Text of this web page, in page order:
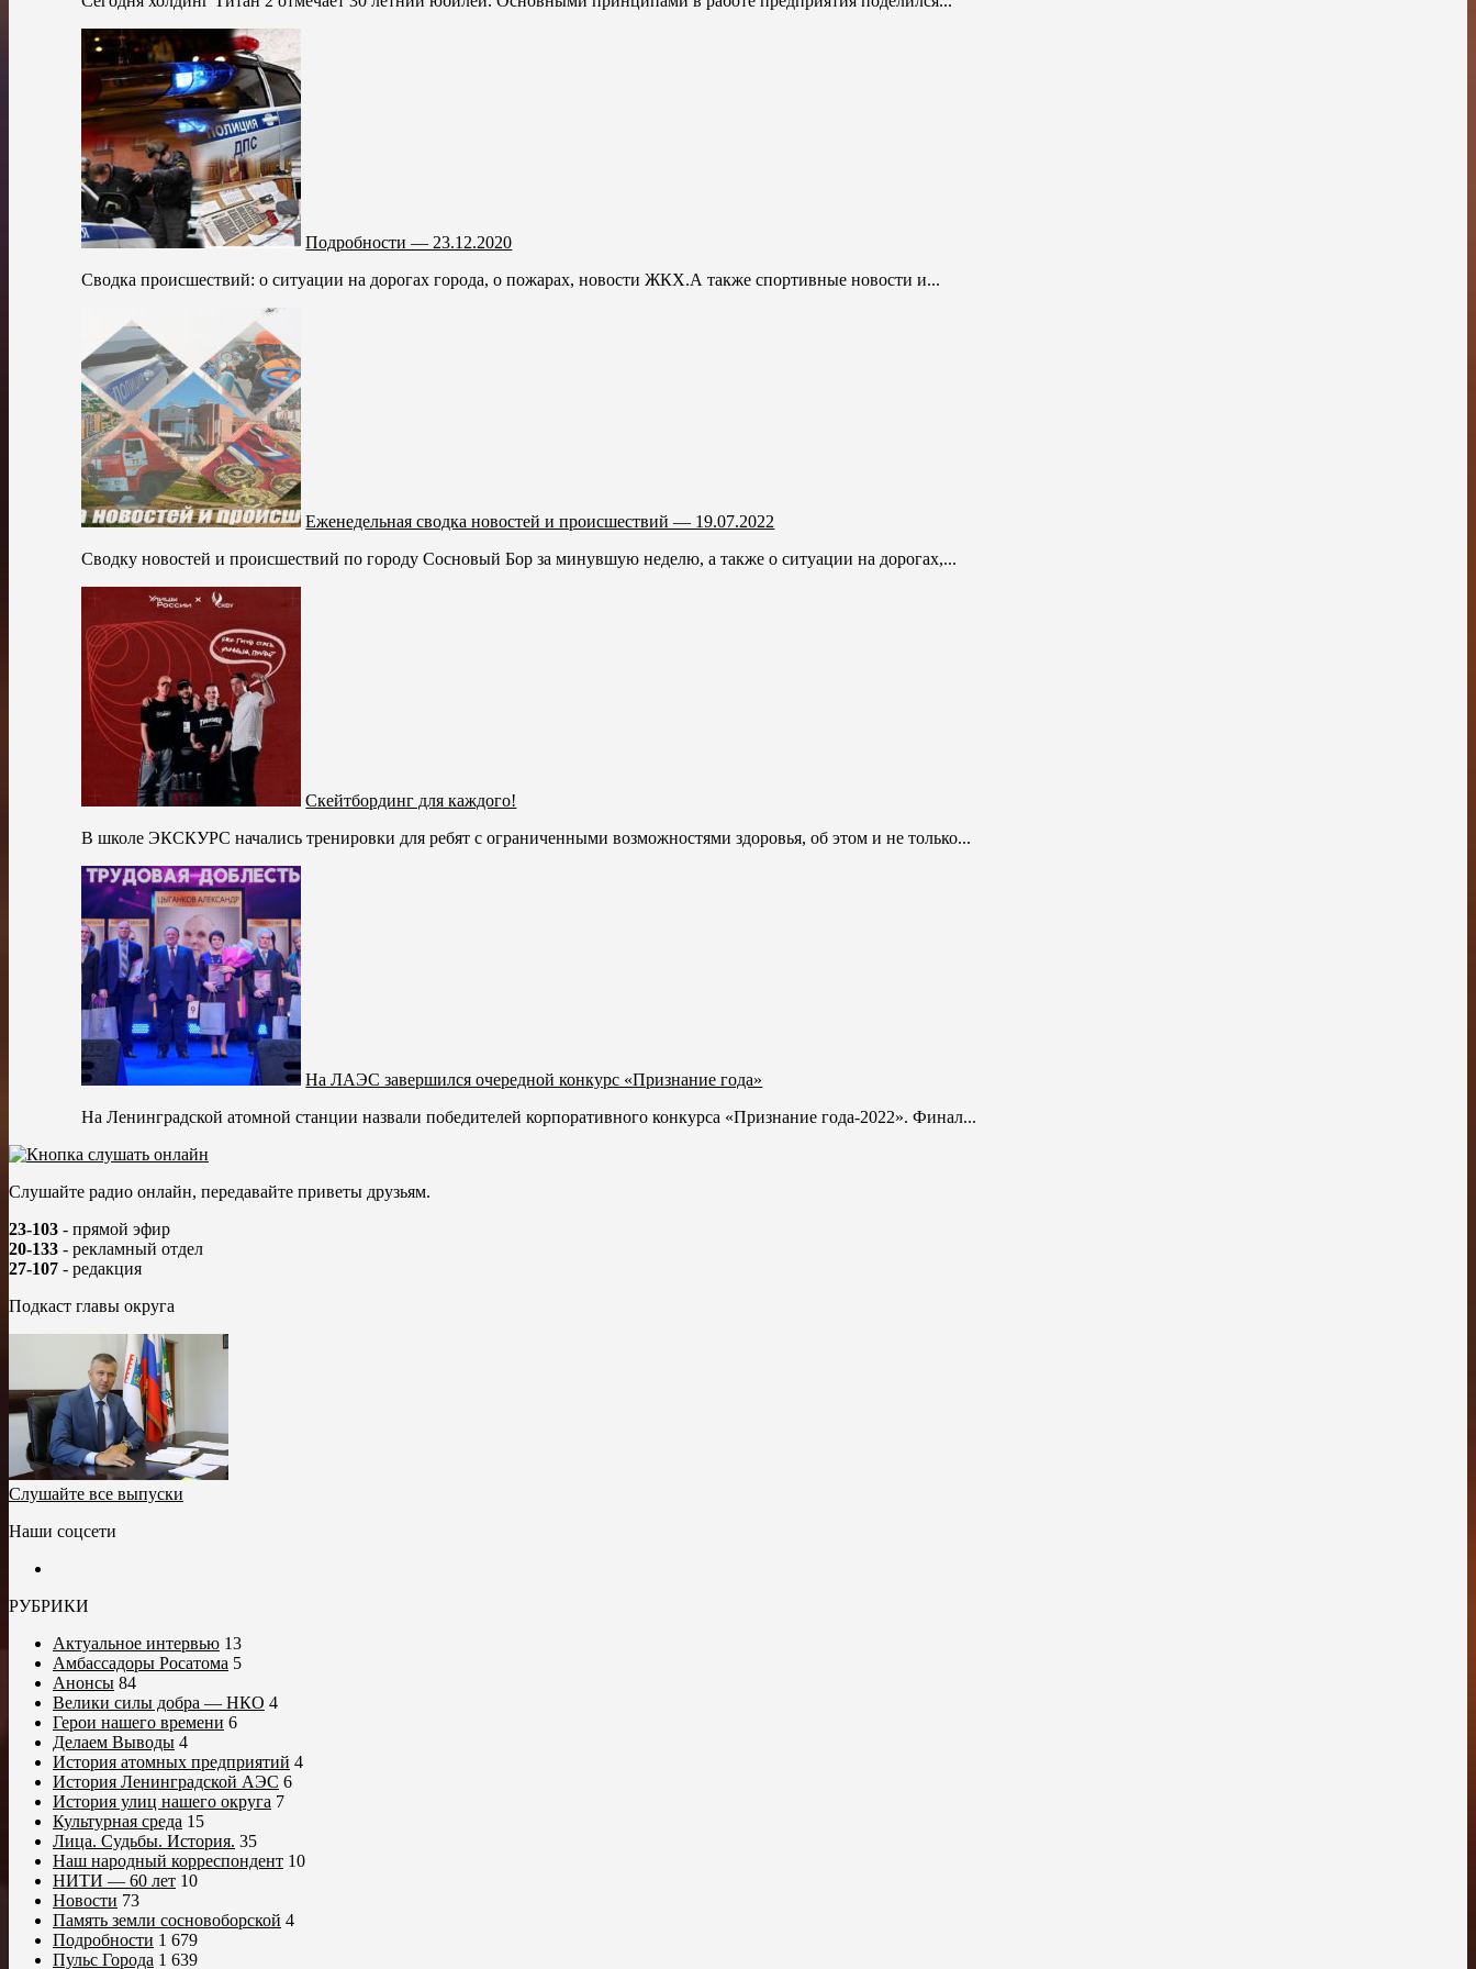
Подробности — 23.12.2020
Сводка происшествий: о ситуации на дорогах города, о пожарах, новости ЖКХ.А также спортивные новости и...
Еженедельная сводка новостей и происшествий — 19.07.2022
Сводку новостей и происшествий по городу Сосновый Бор за минувшую неделю, а также о ситуации на дорогах,...
Скейтбординг для каждого!
В школе ЭКСКУРС начались тренировки для ребят с ограниченными возможностями здоровья, об этом и не только...
На ЛАЭС завершился очередной конкурс «Признание года»
На Ленинградской атомной станции назвали победителей корпоративного конкурса «Признание года-2022». Финал...
Слушайте радио онлайн, передавайте приветы друзьям.
23-103 - прямой эфир
20-133 - рекламный отдел
27-107 - редакция
Подкаст главы округа
Слушайте все выпуски
Наши соцсети
РУБРИКИ
Актуальное интервью 13
Амбассадоры Росатома 5
Анонсы 84
Велики силы добра — НКО 4
Герои нашего времени 6
Делаем Выводы 4
История атомных предприятий 4
История Ленинградской АЭС 6
История улиц нашего округа 7
Культурная среда 15
Лица. Судьбы. История. 35
Наш народный корреспондент 10
НИТИ — 60 лет 10
Новости 73
Память земли сосновоборской 4
Подробности 1 679
Пульс Города 1 639